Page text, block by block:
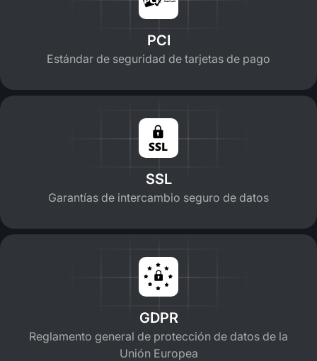
PCI
Estándar de seguridad de tarjetas de pago
SSL
Garantías de intercambio seguro de datos
GDPR
Reglamento general de protección de datos de la
Unión Europea